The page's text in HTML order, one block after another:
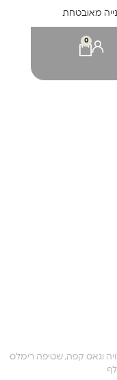
מאובטחת
0
וגאס קפה, שטיפה רימלס